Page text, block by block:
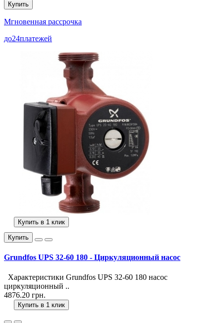
Купить
Мгновенная рассрочка
до24платежей
Купить в 1 клик
Купить
Grundfos UPS 32-60 180 - Циркуляционный насос
Характеристики Grundfos UPS 32-60 180 насос
циркуляционный ..
4876.20 грн.
Купить в 1 клик